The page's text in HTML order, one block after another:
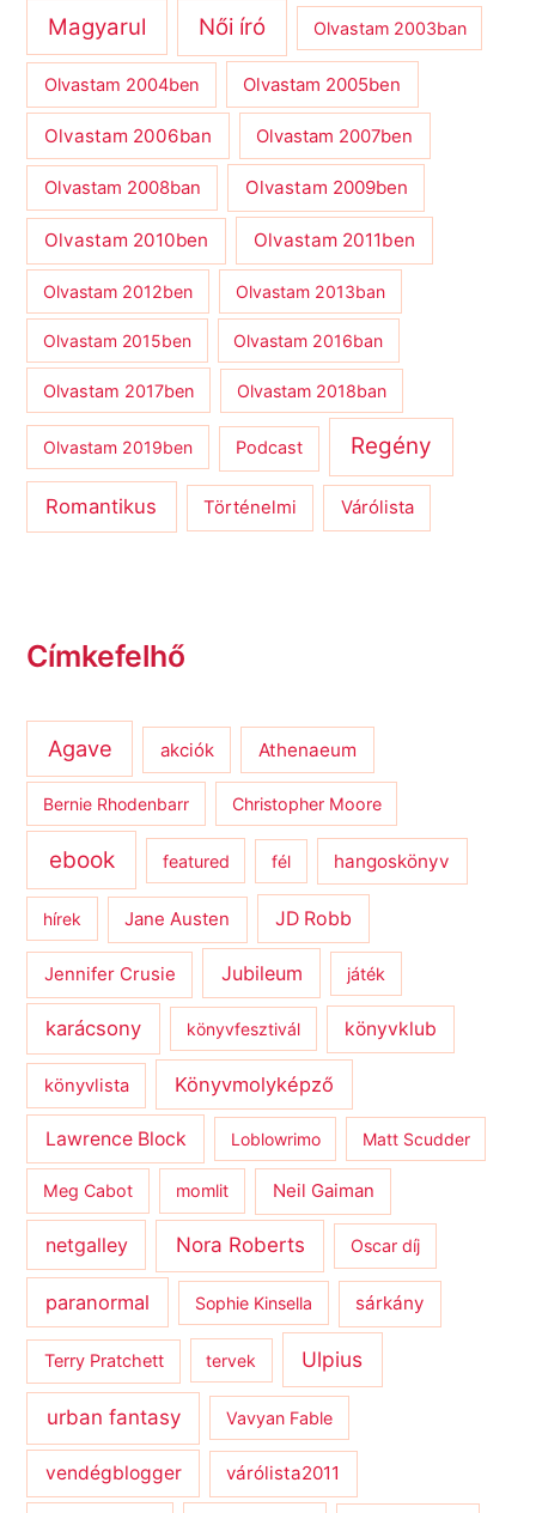
Magyarul Női író Olvastam 2003ban
Olvastam 2004ben Olvastam 2005ben
Olvastam 2006ban Olvastam 2007ben
Olvastam 2008ban Olvastam 2009ben
Olvastam 2010ben Olvastam 2011ben
Olvastam 2012ben Olvastam 2013ban
Olvastam 2015ben Olvastam 2016ban
Olvastam 2017ben Olvastam 2018ban
Olvastam 2019ben Podcast Regény
Romantikus Történelmi Várólista
Címkefelhő
Agave akciók Athenaeum
Bernie Rhodenbarr Christopher Moore
ebook featured fél hangoskönyv
hírek Jane Austen JD Robb
Jennifer Crusie Jubileum játék
karácsony könyvfesztivál könyvklub
könyvlista Könyvmolyképző
Lawrence Block Loblowrimo Matt Scudder
Meg Cabot momlit Neil Gaiman
netgalley Nora Roberts Oscar díj
paranormal Sophie Kinsella sárkány
Terry Pratchett tervek Ulpius
urban fantasy Vavyan Fable
vendégblogger várólista2011